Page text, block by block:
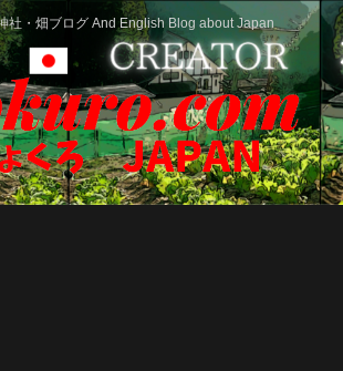
社・畑ブログ And English Blog about Japan